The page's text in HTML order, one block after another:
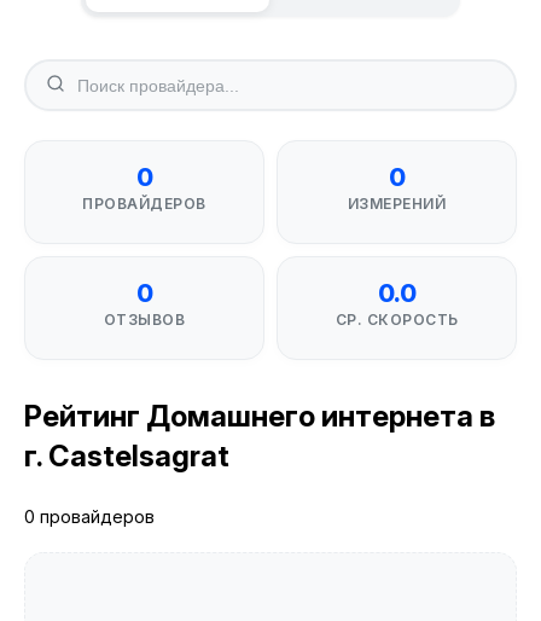
0
ПРОВАЙДЕРОВ
0
ИЗМЕРЕНИЙ
0
ОТЗЫВОВ
0.0
СР. СКОРОСТЬ
Рейтинг Домашнего интернета в
г. Castelsagrat
0 провайдеров